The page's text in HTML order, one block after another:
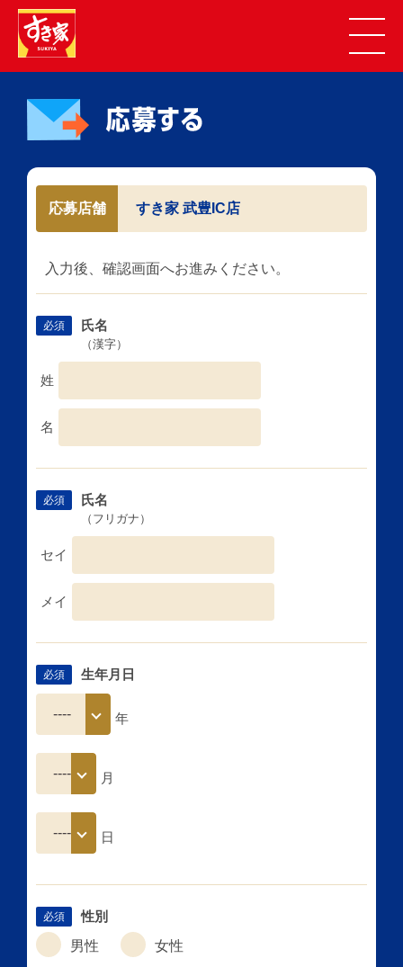
応募店舗 すき家 武豊IC店
入力後、確認画面へお進みください。
必須 氏名
（漢字）
姓
名
必須 氏名
（フリガナ）
セイ
メイ
必須 生年月日
年
月
日
必須
性別
男性
女性